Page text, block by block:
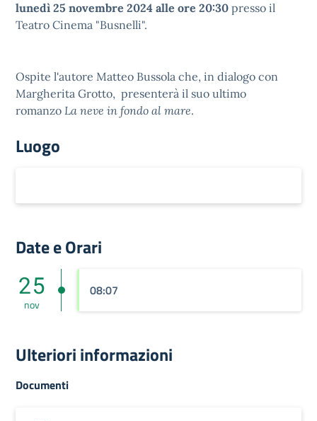
lunedì 25 novembre 2024 alle ore 20:30 presso il
Teatro Cinema "Busnelli".
Ospite l'autore Matteo Bussola che, in dialogo con
Margherita Grotto, presenterà il suo ultimo
romanzo La neve in fondo al mare.
Luogo
Date e Orari
25
nov
08:07
Ulteriori informazioni
Documenti